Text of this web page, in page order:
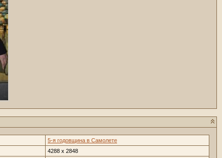
5-я годовщина в Самолете
4288 x 2848